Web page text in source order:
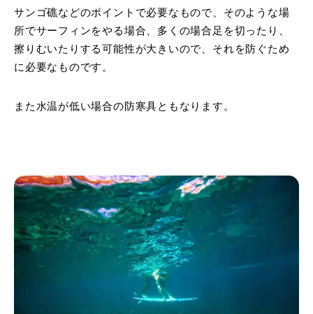
サンゴ礁などのポイントで必要なもので、そのような場
所でサーフィンをやる場合、多くの場合足を切ったり、
擦りむいたりする可能性が大きいので、それを防ぐため
に必要なものです。
また水温が低い場合の防寒具ともなります。